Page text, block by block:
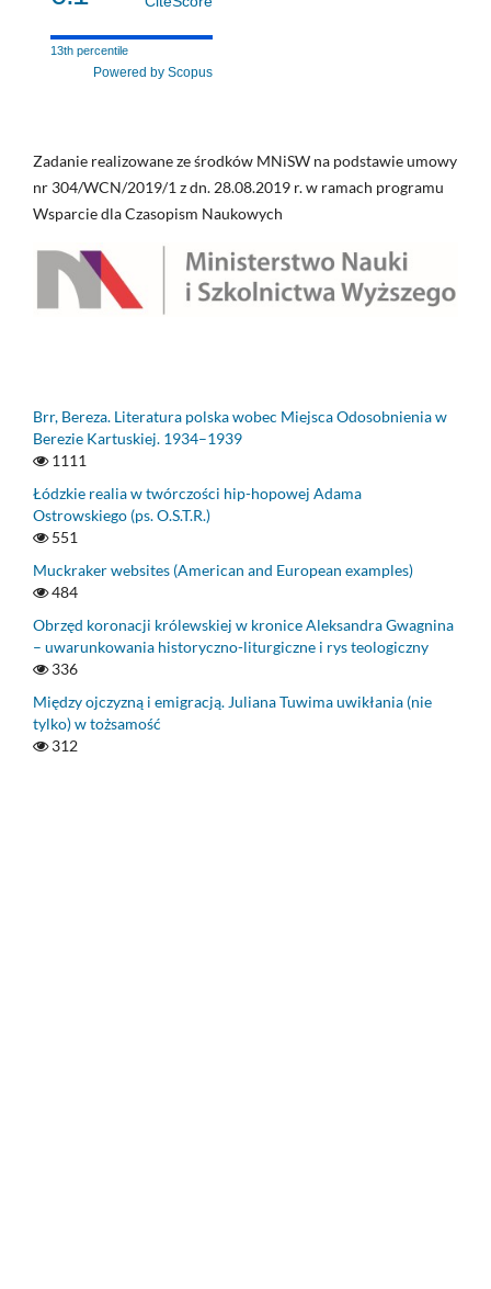
13th percentile
Powered by Scopus
Zadanie realizowane ze środków MNiSW na podstawie umowy
nr 304/WCN/2019/1 z dn. 28.08.2019 r. w ramach programu
Wsparcie dla Czasopism Naukowych
Brr, Bereza. Literatura polska wobec Miejsca Odosobnienia w
Berezie Kartuskiej. 1934–1939
1111
Łódzkie realia w twórczości hip-hopowej Adama
Ostrowskiego (ps. O.S.T.R.)
551
Muckraker websites (American and European examples)
484
Obrzęd koronacji królewskiej w kronice Aleksandra Gwagnina
– uwarunkowania historyczno-liturgiczne i rys teologiczny
336
Między ojczyzną i emigracją. Juliana Tuwima uwikłania (nie
tylko) w tożsamość
312